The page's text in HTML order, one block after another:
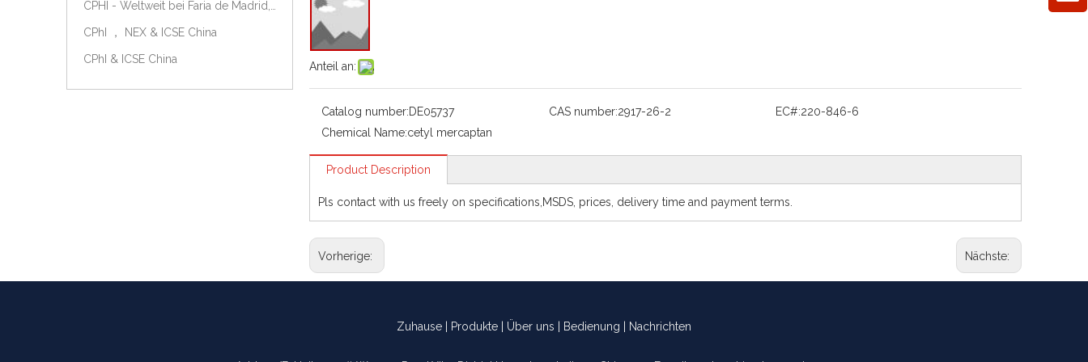
CPhI ， NEX & ICSE China
CPhI & ICSE China
Anteil an:
Catalog number:DE05737 CAS number:2917-26-2 EC#:220-846-6
Chemical Name:cetyl mercaptan
Product Description
Pls contact with us freely on specifications,MSDS, prices, delivery time and payment terms.
Vorherige: Nächste:
Zuhause Produkte Über uns Bedienung Nachrichten